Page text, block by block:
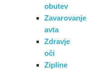
obutev
Zavarovanje
avta
Zdravje
oči
Zipline